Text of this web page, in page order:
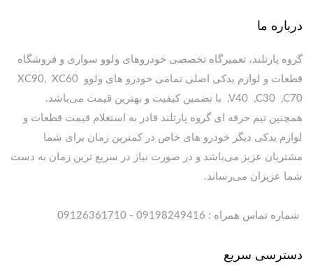
درباره ما
گروه پارتلند، تعمیرگاه تخصصی خودروهای ولوو سواری و فروشگاه
قطعات و لوازم یدکی اصلی تمامی خودرو های ولوو XC90, XC60
,V40 ,C30 ,C70 با تضمین کیفیت و بهترین قیمت می‌باشد.
همچنین تیم حرفه ای گروه پارتلند قادر به استعلام قیمت قطعات و
لوازم یدکی دیگر خودرو های خاص در کمترین زمان برای شما
مشتریان عزیز می‌باشد و در صورت نیاز در سریع ترین زمان به دست
شما عزیزان می‌رساند.
شماره تماس همراه : 09198249416 - 09126361710
دسترسی سریع